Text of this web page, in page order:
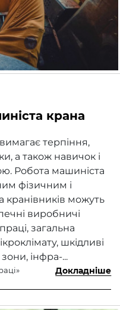
крана
терпіння,
а також навичок і
Робота машиніста
фізичним і
можуть
виробничі
загальна
шкідливі
інфра-...
Докладніше